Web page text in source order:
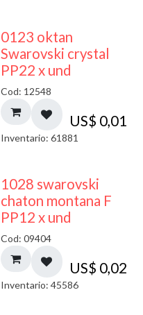
0123 oktan
Swarovski crystal
PP22 x und
Cod: 12548
US$ 0,01
Inventario: 61881
1028 swarovski
chaton montana F
PP12 x und
Cod: 09404
US$ 0,02
Inventario: 45586